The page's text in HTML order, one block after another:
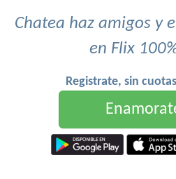
Chatea haz amigos y
en Flix
Registrate, sin